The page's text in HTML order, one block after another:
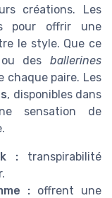
créations. Les
pour offrir une
le style. Que ce
desballerines
paire. Les
, disponibles dans
sensation de
: transpirabilité
: offrent une